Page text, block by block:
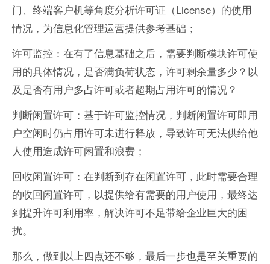
门、终端客户机等角度分析许可证（License）的使用
情况，为信息化管理运营提供参考基础；
许可监控：在有了信息基础之后，需要判断模块许可使
用的具体情况，是否满负荷状态，许可剩余量多少？以
及是否有用户多占许可或者超期占用许可的情况？
判断闲置许可：基于许可监控情况，判断闲置许可即用
户空闲时仍占用许可未进行释放，导致许可无法供给他
人使用造成许可闲置和浪费；
回收闲置许可：在判断到存在闲置许可，此时需要合理
的收回闲置许可，以提供给有需要的用户使用，最终达
到提升许可利用率，解决许可不足带给企业巨大的困
扰。
那么，做到以上四点还不够，最后一步也是至关重要的